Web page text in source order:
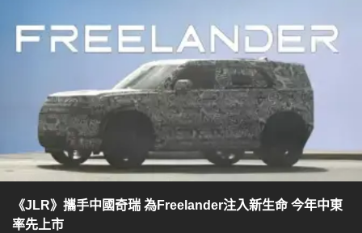
《JLR》攜手中國奇瑞 為Freelander注入新生命 今年中東
率先上市